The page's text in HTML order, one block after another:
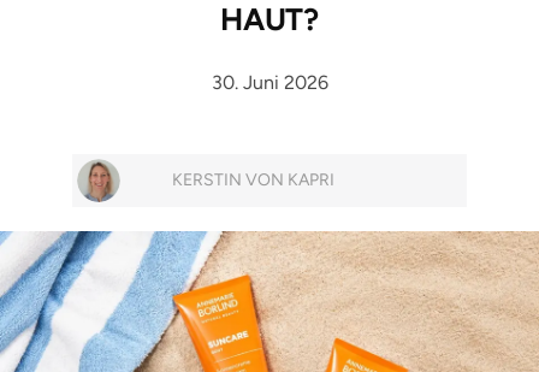
HAUT?
30. Juni 2026
KERSTIN VON KAPRI